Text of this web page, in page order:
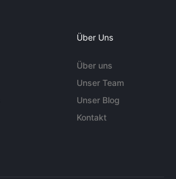
Über Uns
Über uns
Unser Team
Unser Blog
Kontakt